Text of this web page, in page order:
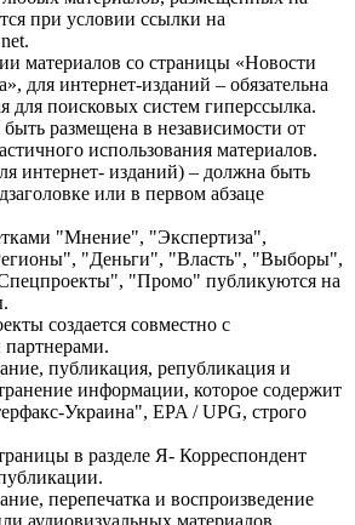
при условии ссылки на
материалов со страницы «Новости
для интернет-изданий – обязательна
для поисковых систем гиперссылка.
размещена в независимости от
использования материалов.
интернет- изданий) – должна быть
или в первом абзаце
"Мнение", "Экспертиза",
"Деньги", "Власть", "Выборы",
"Промо" публикуются на
создается совместно с
публикация, републикация и
информации, которое содержит
Украина", EPA / UPG, строго
в разделе Я- Корреспондент
перепечатка и воспроизведение
аудиовизуальных материалов,